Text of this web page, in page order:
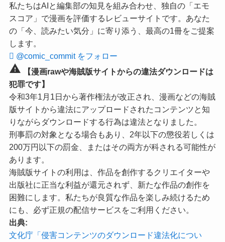
私たちはAIと編集部の知見を組み合わせ、独自の「エモ
スコア」で漫画を評価するレビューサイトです。あなた
の「今、読みたい気分」に寄り添う、最高の1冊をご提案
します。
@comic_commit をフォロー
warning
【漫画rawや海賊版サイトからの違法ダウンロードは
犯罪です】
令和3年1月1日から著作権法が改正され、漫画などの海賊
版サイトから違法にアップロードされたコンテンツと知
りながらダウンロードする行為は違法となりました。
刑事罰の対象となる場合もあり、2年以下の懲役若しくは
200万円以下の罰金、またはその両方が科される可能性が
あります。
海賊版サイトの利用は、作品を創作するクリエイターや
出版社に正当な利益が還元されず、新たな作品の創作を
困難にします。私たちが良質な作品を楽しみ続けるため
にも、必ず正規の配信サービスをご利用ください。
出典:
文化庁「侵害コンテンツのダウンロード違法化につい